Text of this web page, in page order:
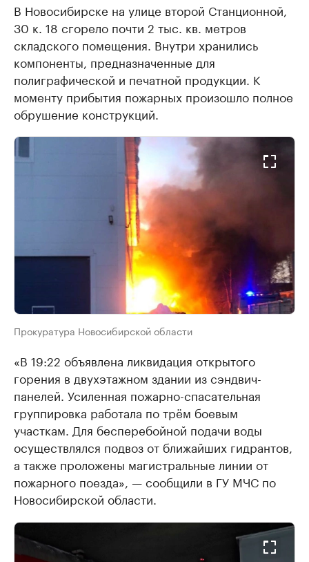
В Новосибирске на улице второй Станционной,
30 к. 18 сгорело почти 2 тыс. кв. метров
складского помещения. Внутри хранились
компоненты, предназначенные для
полиграфической и печатной продукции. К
моменту прибытия пожарных произошло полное
обрушение конструкций.
Прокуратура Новосибирской области
«В 19:22 объявлена ликвидация открытого
горения в двухэтажном здании из сэндвич-
панелей. Усиленная пожарно-спасательная
группировка работала по трём боевым
участкам. Для бесперебойной подачи воды
осуществлялся подвоз от ближайших гидрантов,
а также проложены магистральные линии от
пожарного поезда», — сообщили в ГУ МЧС по
Новосибирской области.